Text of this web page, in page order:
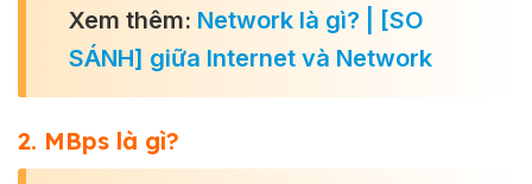
Xem thêm: Network là gì? | [SO
SÁNH] giữa Internet và Network
2. MBps là gì?